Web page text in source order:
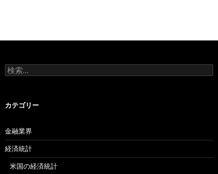
検
索:
カテゴリー
金融業界
経済統計
米国の経済統計